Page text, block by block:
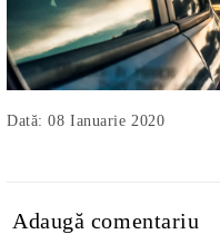
Dată: 08 Ianuarie 2020
Adaugă comentariu